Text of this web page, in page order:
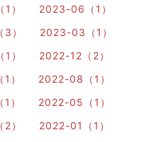
）
2023-06（1）
）
2023-03（1）
）
2022-12（2）
）
2022-08（1）
）
2022-05（1）
）
2022-01（1）